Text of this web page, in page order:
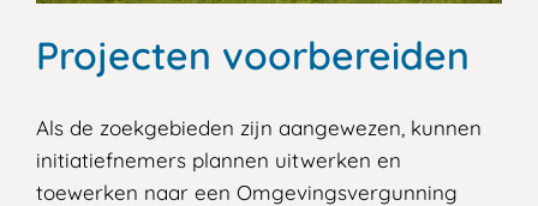
Projecten voorbereiden
Als de zoekgebieden zijn aangewezen, kunnen
initiatiefnemers plannen uitwerken en
toewerken naar een Omgevingsvergunning